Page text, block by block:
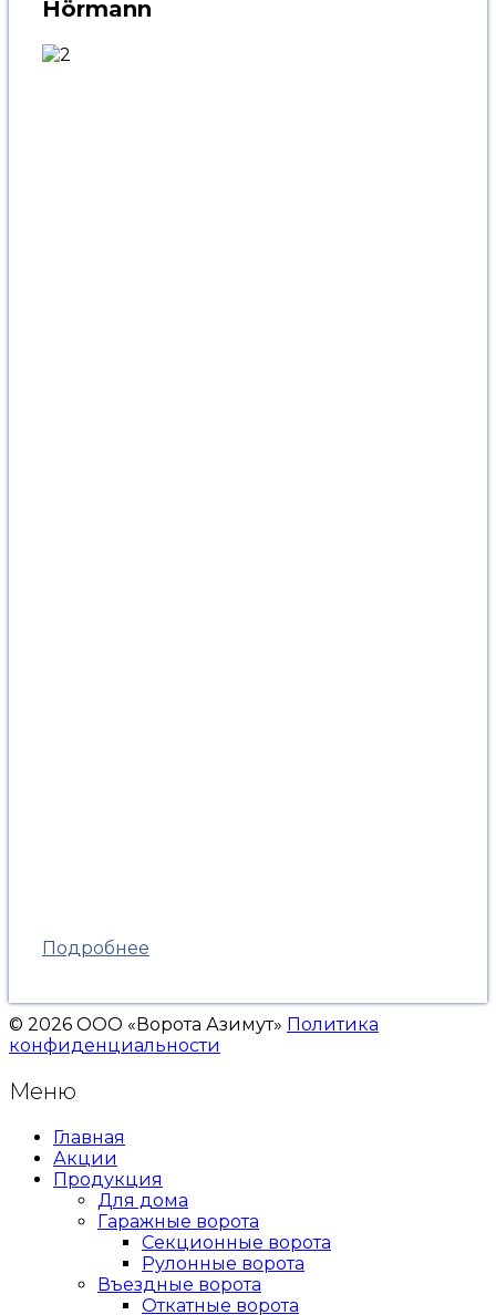
Hörmann
Подробнее
© 2026 ООО «Ворота Азимут» Политика
конфиденциальности
Меню
Главная
Акции
Продукция
Для дома
Гаражные ворота
Секционные ворота
Рулонные ворота
Въездные ворота
Откатные ворота